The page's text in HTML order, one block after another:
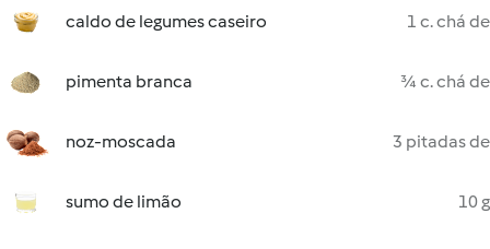
caldo de legumes caseiro 1 c. chá de
pimenta branca ¾ c. chá de
noz-moscada 3 pitadas de
sumo de limão 10 g